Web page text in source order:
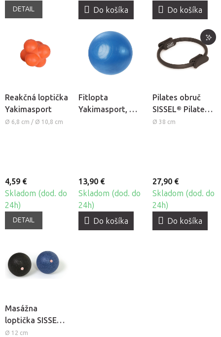
DETAIL
Do košíka
Do košíka
Reakčná loptička
Yakimasport
Ø 6,8 cm / Ø 10,8 cm
4,59 €
Skladom (dod. do
24h)
DETAIL
Fitlopta
Yakimasport, Ø
13,90 €
Skladom (dod. do
24h)
Do košíka
Pilates obruč
SISSEL® Pilates
Circle - magický
Ø 38 cm
27,90 €
Skladom (dod. do
24h)
Do košíka
Masážna
loptička SISSEL®
Myofascia Ball
Ø 12 cm